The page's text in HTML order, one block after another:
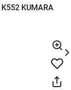
K552 KUMARA